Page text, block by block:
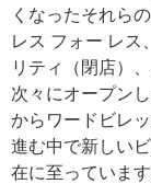
くなったそれら
レス フォー レス
リティ（閉店）
次々にオープン
からワードビレ
進む中で新しい
在に至っています